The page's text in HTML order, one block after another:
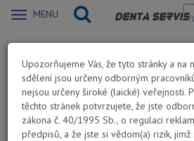
Zobrazit
MENU
U-SON RIW-203 -
čistička 3 litry
Upozorňujeme Vás, že tyto stránky a na
sdělení jsou určeny odborným
nejsou určeny široké (laické) veřejnosti.
těchto stránek potvrzujete, že jste
zákona č. 40/1995 Sb., o regulaci
předpisů, a že jste si vědom(a) rizik,